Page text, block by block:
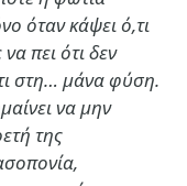
όταν κάψει ό,τι
πει ότι δεν
στη… μάνα φύση.
να μην
της